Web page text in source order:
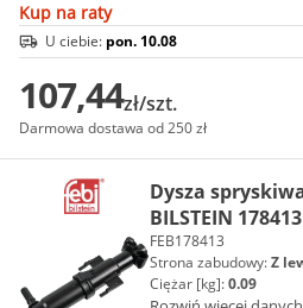
Kup na raty
U ciebie: pon. 10.08
107,44zł/szt.
Darmowa dostawa od 250 zł
Dysza
BILSTEIN 178413
FEB178413
Strona zabudowy:Z
Ciężar [kg]:0.09